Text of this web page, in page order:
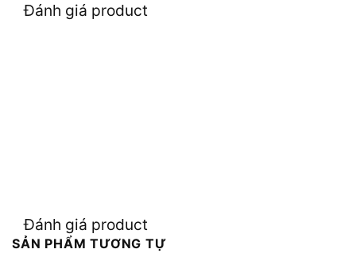
Đánh giá product
Đánh giá product
SẢN PHẨM TƯƠNG TỰ